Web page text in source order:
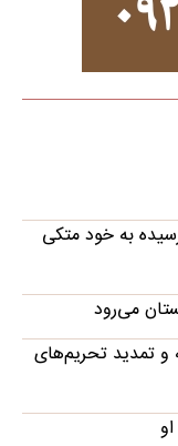
به خود متکی
می‌رود
تمدید تحریم‌های